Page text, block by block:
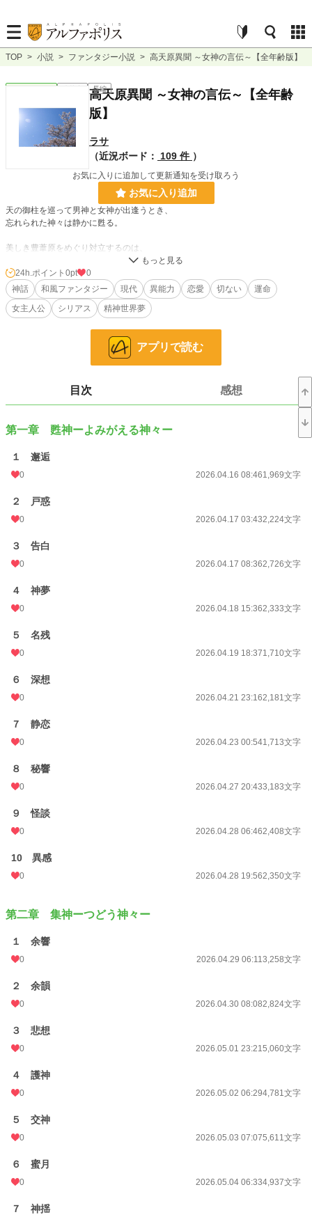
TOP > 小説 > ファンタジー小説 > 高天原異聞 ～女神の言伝～【全年齢版】
長編
高天原異聞 ～女神の言伝～【全年齢
版】
ラサ
（近況ボード：
109 件 ）
お気に入りに追加して更新通知を受け取ろう
お気に入り追加
天の御柱を巡って男神と女神が出逢うとき、
忘れられた神々は静かに甦る。
美しき豊葦原をめぐり対立するのは、
国津神、黄泉神、そして天津神。
古の約定に縛られた神々は、
なぜ今生に戻り、何を求めて向かい合うのか。
幾度生まれ変わっても惹かれ合い、
そしてまた引き裂かれていく。
「何度、私を裏切るの……？」
忘れられた物語は静かに息を吹き返す。
静謐で切ない和製ファンタジー。
ファンタジー
お気に入り
24h.ポイント
文字数
更新日時
初回公開日時
月間ポイント
24h.ポイント 0pt
0
神話
和風ファンタジー 現代 異能力 恋愛 切ない
運命
女主人公
シリアス 精神世界夢
アプリで読む
目次 感想
第一章 甦神ーよみがえる神々ー
１ 邂逅
0 2026.04.16 08:461,969文字
２ 戸惑
0 2026.04.17 03:432,224文字
３ 告白
0 2026.04.17 08:362,726文字
４ 神夢
0 2026.04.18 15:362,333文字
５ 名残
0 2026.04.19 18:371,710文字
６ 深想
0 2026.04.21 23:162,181文字
７ 静恋
0 2026.04.23 00:541,713文字
８ 秘響
0 2026.04.27 20:433,183文字
９ 怪談
0 2026.04.28 06:462,408文字
10 異感
0 2026.04.28 19:562,350文字
第二章 集神ーつどう神々ー
１ 余響
0 2026.04.29 06:113,258文字
２ 余韻
0 2026.04.30 08:082,824文字
３ 悲想
0 2026.05.01 23:215,060文字
４ 護神
0 2026.05.02 06:294,781文字
５ 交神
0 2026.05.03 07:075,611文字
６ 蜜月
0 2026.05.04 06:334,937文字
７ 神揺